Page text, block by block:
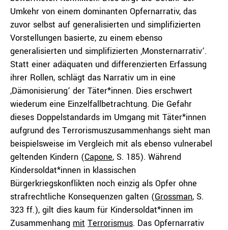
Umkehr von einem dominanten Opfernarrativ, das
zuvor selbst auf generalisierten und simplifizierten
Vorstellungen basierte, zu einem ebenso
generalisierten und simplifizierten ‚Monsternarrativ‘.
Statt einer adäquaten und differenzierten Erfassung
ihrer Rollen, schlägt das Narrativ um in eine
,Dämonisierung‘ der Täter*innen. Dies erschwert
wiederum eine Einzelfallbetrachtung. Die Gefahr
dieses Doppelstandards im Umgang mit Täter*innen
aufgrund des Terrorismuszusammenhangs sieht man
beispielsweise im Vergleich mit als ebenso vulnerabel
geltenden Kindern (Capone, S. 185). Während
Kindersoldat*innen in klassischen
Bürgerkriegskonflikten noch einzig als Opfer ohne
strafrechtliche Konsequenzen galten (Grossman, S.
323 ff.), gilt dies kaum für Kindersoldat*innen im
Zusammenhang mit Terrorismus. Das Opfernarrativ